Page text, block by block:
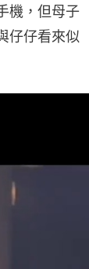
機，但母子
仔仔看來似